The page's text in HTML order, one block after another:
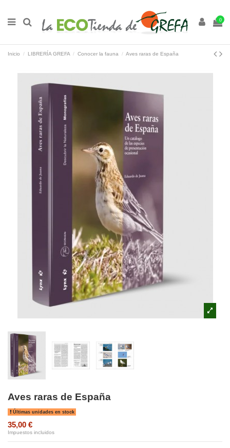
0
Inicio LIBRERÍA GREFA Conocer la fauna Aves raras de España
Aves raras de España
Últimas unidades en stock
35,00 €
Impuestos incluidos